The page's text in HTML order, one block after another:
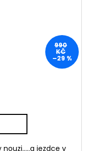
990
KČ
–29 %
jezdce v